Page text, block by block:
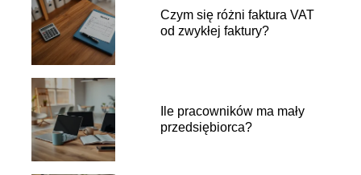
Czym się różni faktura VAT
od zwykłej faktury?
Ile pracowników ma mały
przedsiębiorca?